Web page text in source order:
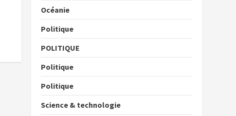
Océanie
Politique
POLITIQUE
Politique
Politique
Science & technologie